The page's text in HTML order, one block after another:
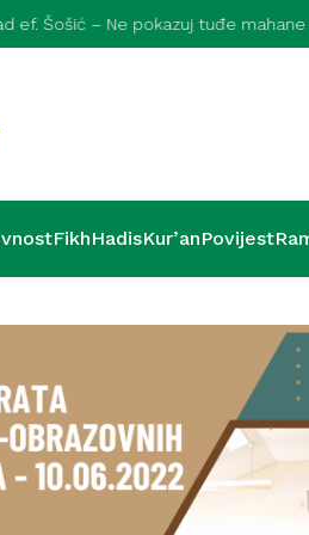
ef. Šošić – Ne pokazuj tuđe
FikhHadisKur’anPovijest